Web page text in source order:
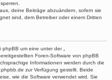
deine Beiträge abzuändern, sofern sie
sind, dem Betreiber oder einem Dritten
um eine unter der „
Foren-Software von phpBB
Informationen werden durch die
zur Verfügung gestellt. Beide
wie die Software verwendet wird. Sie